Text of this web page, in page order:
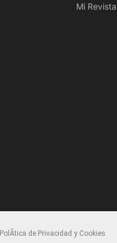
Mi Revista
PolÃ­tica de Privacidad y Cookies